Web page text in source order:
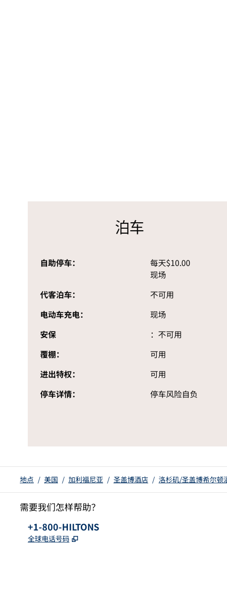
泊车
自助停车：
每天$10.00
现场
代客泊车：
不可用
电动车充电：
现场
安保
：不可用
覆棚：
可用
进出特权：
可用
停车详情：
停车风险自负
地点 / 美国 / 加利福尼亚 / 圣盖博酒店 / 洛杉矶/圣盖博希尔顿
需要我们怎样帮助？
电话：
+1-800-HILTONS
全球电话号码 ,